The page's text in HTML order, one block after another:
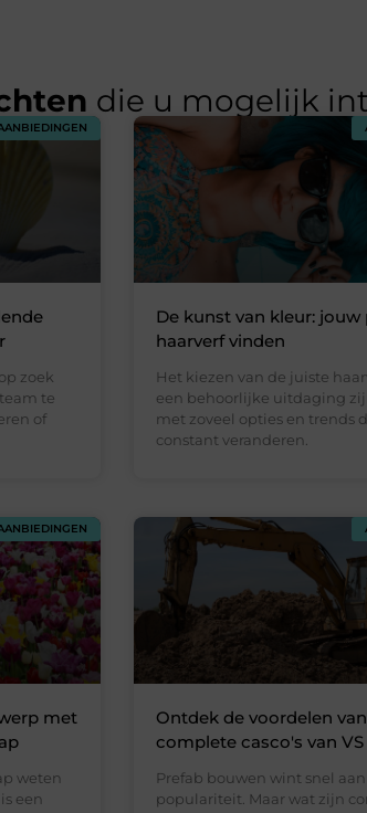
die u mogelijk
zoek
te
of
De kunst van kleur: jouw
haarverf vinden
Het kiezen van de juiste
een behoorlijke uitdaging
met zoveel opties en trends
constant veranderen.
met
weten
een
Ontdek de voordelen van
complete casco's van
Prefab bouwen wint snel aan
populariteit. Maar wat zijn